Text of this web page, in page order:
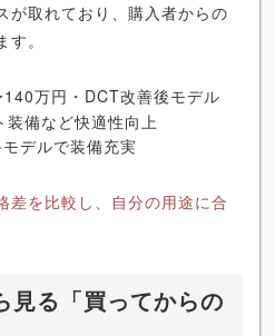
が取れており、購入者からの
。
万円・DCT改善後モデル
備など快適性向上
デルで装備充実
差を比較し、自分の用途に合
見る「買ってからの